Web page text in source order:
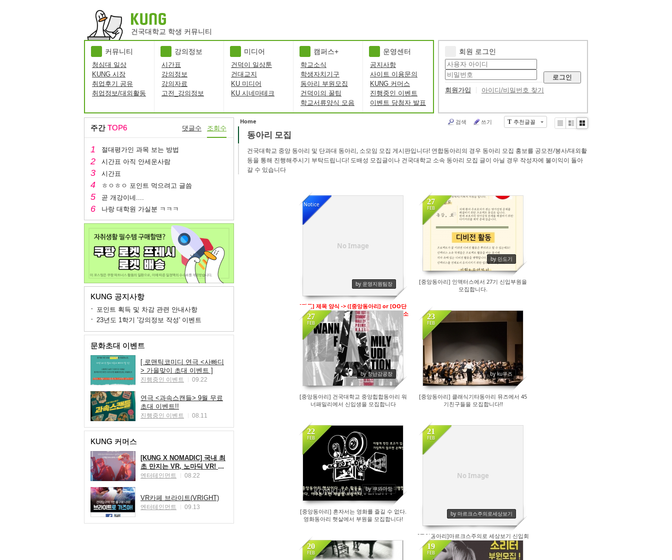
건국대학교 학생 커뮤니티
커뮤니티
청심대 일상
KUNG 시장
취업후기 공유
취업정보/대외활동
강의정보
시간표
강의정보
강의자료
고전_강의정보
미디어
건덕이 일상툰
건대교지
KU 미디어
KU 시네마테크
캠퍼스+
학교소식
학생자치기구
동아리 부원모집
건덕이의 꿀팁
학교서류양식 모음
운영센터
공지사항
사이트 이용문의
KUNG 커머스
진행중인 이벤트
이벤트 당첨자 발표
회원 로그인
로그인
회원가입
아이디/비밀번호 찾기
주간 TOP6 댓글수 조회수
절대평가인 과목 보는 방법
시간표 아직 안세운사람
시간표
ㅎㅇㅎㅇ 포인트 먹으려고 글씀
곧 개강이네....
나랑 대학원 가실분 ㅋㅋㅋ
KUNG 공지사항
포인트 획득 및 차감 관련 안내사항
23년도 1학기 '강의정보 작성' 이벤트
문화초대 이벤트
[ 로맨틱코미디 연극 <사빠디
> 가을맞이 초대 이벤트 ]
진행중인 이벤트 09.22
연극 <과속스캔들> 9월 무료
초대 이벤트!!
진행중인 이벤트 08.11
KUNG 커머스
[KUNG X NOMADIC] 국내 최
초 만지는 VR, 노마딕 VR! ☆
신개념 체감 VR 노마딕 50%
엔터테인먼트 08.22
VR카페 브라이트(VRIGHT)
엔터테인먼트 09.13
Home T 추천글꼴
검색 쓰기
동아리 모집
건국대학교 중앙 동아리 및 단과대 동아리, 소모임 모집 게시판입니다! 연합동아리의 경우 동아리 모집 홍보를 공모전/봉사/대외활
동을 통해 진행해주시기 부탁드립니다! 도배성 모집글이나 건국대학교 소속 동아리 모집 글이 아닐 경우 작성자에 불이익이 돌아
갈 수 있습니다
Li
Zi
e
G
le
r
y
No Image
Notice
by 운영지원팀장
[필독] 제목 양식 -> ([중앙동아리] or [OO단
과대 동아리] or [OO과 동아리] or [건국대 소
모임]) + 제목
27
FEB
by 민도기
[중앙동아리] 인액터스에서 27기 신입부원을
모집합니다.
27
FEB
by 장난감공장
240
[중앙동아리] 건국대학교 중앙힙합동아리 워
너패밀리에서 신입생을 모집합니다
23
FEB
by ku뮤즈
[중앙동아리] 클래식기타동아리 뮤즈에서 45
기친구들을 모집합니다!!
22
FEB
by 쿠와아앙
552
[중앙동아리] 혼자서는 영화를 즐길 수 없다.
영화동아리 햇살에서 부원을 모집합니다!
No Image
21
FEB
by 마르크스주의로세상보기
[중앙동아리]마르크스주의로 세상보기 신입회
원 모집중입니다!
20
FEB
19
FEB
Sketchbook5, 스케치북5
Sketchbook5, 스케치북5
Sketchbook5, 스케치북5
Sketchbook5, 스케치북5